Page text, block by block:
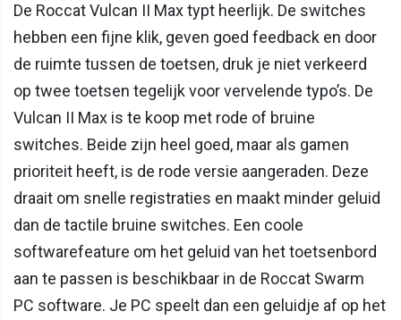
De Roccat Vulcan II Max typt heerlijk. De switches
hebben een fijne klik, geven goed feedback en door
de ruimte tussen de toetsen, druk je niet verkeerd
op twee toetsen tegelijk voor vervelende typo’s. De
Vulcan II Max is te koop met rode of bruine
switches. Beide zijn heel goed, maar als gamen
prioriteit heeft, is de rode versie aangeraden. Deze
draait om snelle registraties en maakt minder geluid
dan de tactile bruine switches. Een coole
softwarefeature om het geluid van het toetsenbord
aan te passen is beschikbaar in de Roccat Swarm
PC software. Je PC speelt dan een geluidje af op het